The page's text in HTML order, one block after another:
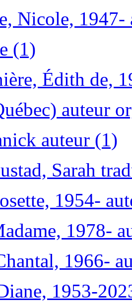
Nicole, 1947-
(1)
Édith de,
auteur
auteur (1)
Sarah
1954-
1978-
1966-
1953-